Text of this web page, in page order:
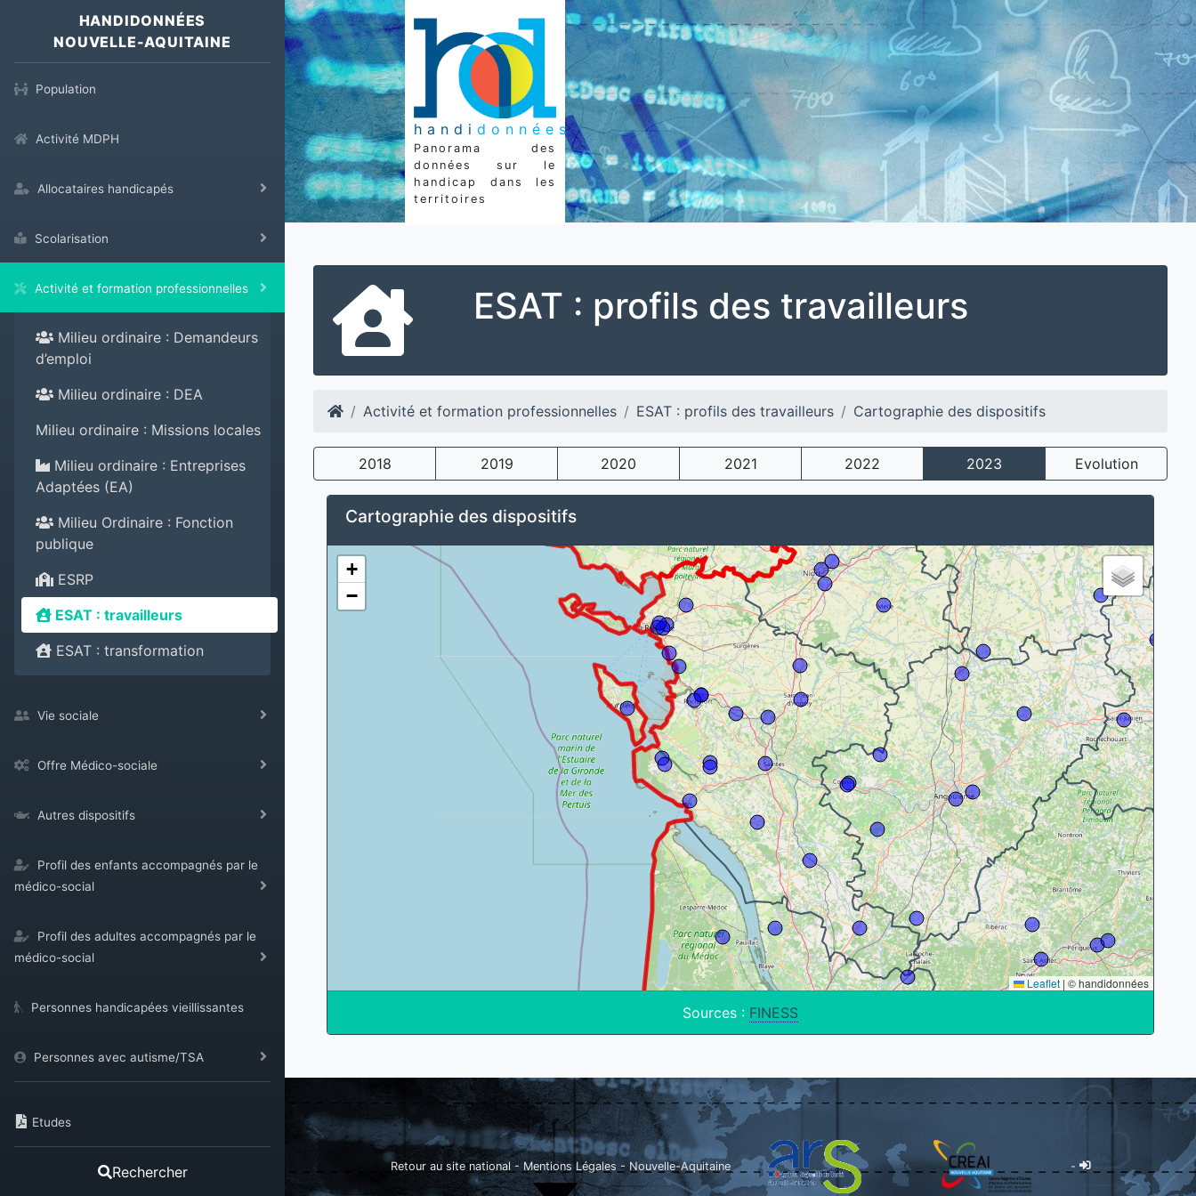
HANDIDONNÉES
NOUVELLE-AQUITAINE
Population
Activité MDPH
Allocataires handicapés
Scolarisation
Activité et formation professionnelles
Milieu ordinaire : Demandeurs
d’emploi
Milieu ordinaire : DEA
Milieu ordinaire : Missions locales
Milieu ordinaire : Entreprises
Adaptées (EA)
Milieu Ordinaire : Fonction
publique
ESRP
ESAT : travailleurs
ESAT : transformation
Vie sociale
Offre Médico-sociale
Autres dispositifs
Profil des enfants accompagnés par le
médico-social
Profil des adultes accompagnés par le
médico-social
Personnes handicapées vieillissantes
Personnes avec autisme/TSA
Etudes
Rechercher
handi données
Panorama des
données sur le
handicap dans les
territoires
ESAT : profils des travailleurs
Activité et formation professionnelles ESAT : profils des travailleurs Cartographie des dispositifs
2018 2019 2020 2021 2022 2023 Evolution
Cartographie des dispositifs
+
−
Leaflet | © handidonnées
Sources : FINESS
Retour au site national - Mentions Légales - Nouvelle-Aquitaine -